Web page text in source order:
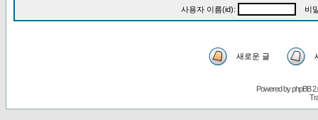
사용자 이름(id): 비
새로운 글
Powered byphpBB